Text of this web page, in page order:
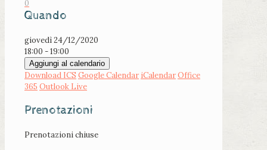
0
Quando
giovedì 24/12/2020
18:00 - 19:00
Aggiungi al calendario
Download ICS Google Calendar iCalendarOffice
365 Outlook Live
Prenotazioni
Prenotazioni chiuse